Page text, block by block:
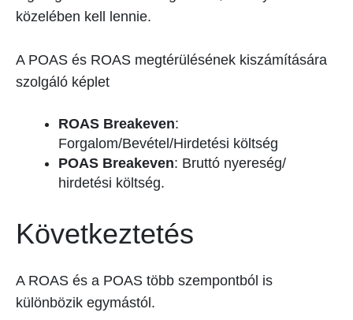
közelében kell lennie.
A POAS és ROAS megtérülésének kiszámítására
szolgáló képlet
ROAS Breakeven:
Forgalom/Bevétel/Hirdetési költség
POAS Breakeven: Bruttó nyereség/
hirdetési költség.
Következtetés
A ROAS és a POAS több szempontból is
különbözik egymástól.